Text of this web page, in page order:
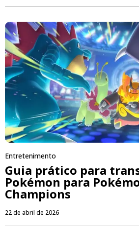
Entretenimento
Guia prático para
Pokémon para
Champions
22 de abril de 2026